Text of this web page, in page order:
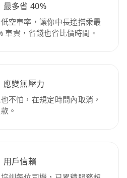
最多省 40%
空車率，讓你中長途搭乘最
車資，省錢也省比價時間。
應變無壓力
不怕，在規定時間內取消，
。
用戶信賴